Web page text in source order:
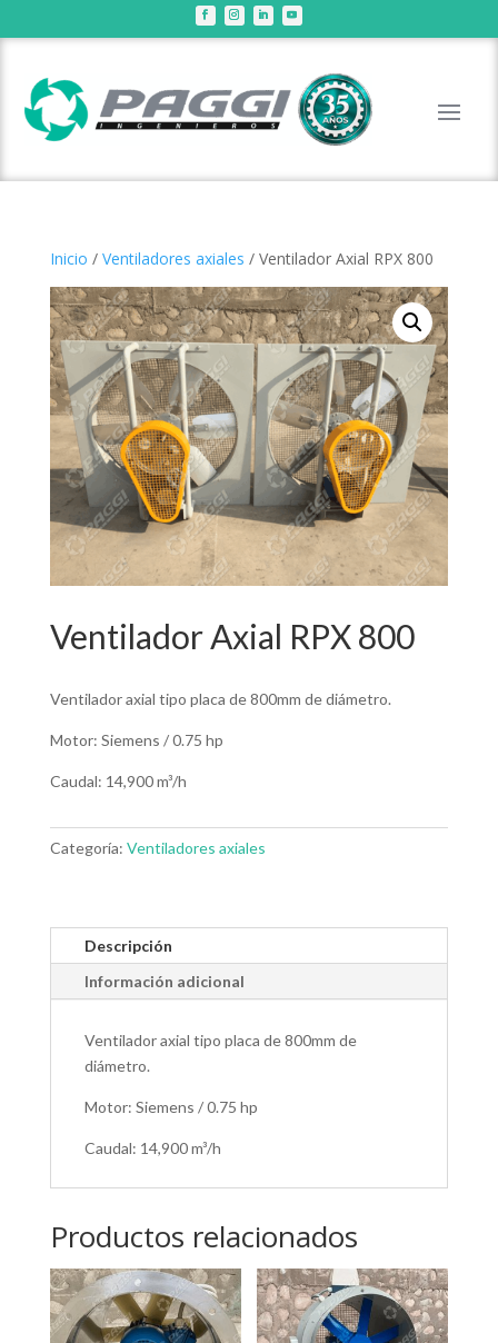
Inicio / Ventiladores axiales / Ventilador Axial RPX 800
Ventilador Axial RPX 800
Ventilador axial tipo placa de 800mm de diámetro.
Motor: Siemens / 0.75 hp
Caudal: 14,900 m³/h
Categoría: Ventiladores axiales
Descripción
Información adicional
Ventilador axial tipo placa de 800mm de
diámetro.
Motor: Siemens / 0.75 hp
Caudal: 14,900 m³/h
Productos relacionados